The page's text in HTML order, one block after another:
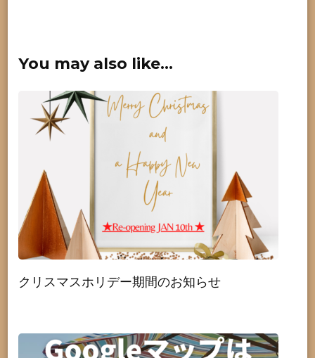
You may also like...
クリスマスホリデー期間のお知らせ